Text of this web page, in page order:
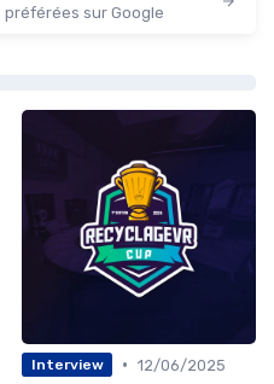
sur Google
Interview • 12/06/2025